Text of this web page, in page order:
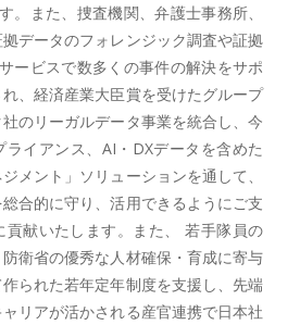
。また、捜査機関、弁護士事務所、
データのフォレンジック調査や証拠
ービスで数多くの事件の解決をサポ
、経済産業大臣賞を受けたグループ
のリーガルデータ事業を統合し、今
イアンス、AI・DXデータを含めた
メント」ソリューションを通して、
合的に守り、活用できるようにご支
貢献いたします。また、 若手隊員の
衛省の優秀な人材確保・育成に寄与
られた若年定年制度を支援し、先端
リアが活かされる産官連携で日本社